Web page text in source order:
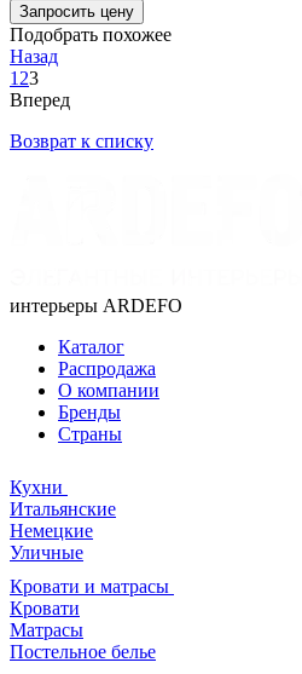
Запросить цену
Подобрать похожее
Назад
1 23
Вперед
Возврат к списку
интерьеры ARDEFO
Каталог
Распродажа
О компании
Бренды
Страны
Кухни
Итальянские
Немецкие
Уличные
Кровати и матрасы
Кровати
Матрасы
Постельное белье